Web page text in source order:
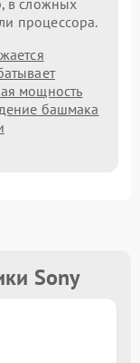
в сложных
процессора.
мощность
башмака
Sony